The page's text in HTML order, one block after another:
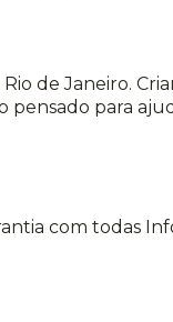
de Janeiro.
para
com todas